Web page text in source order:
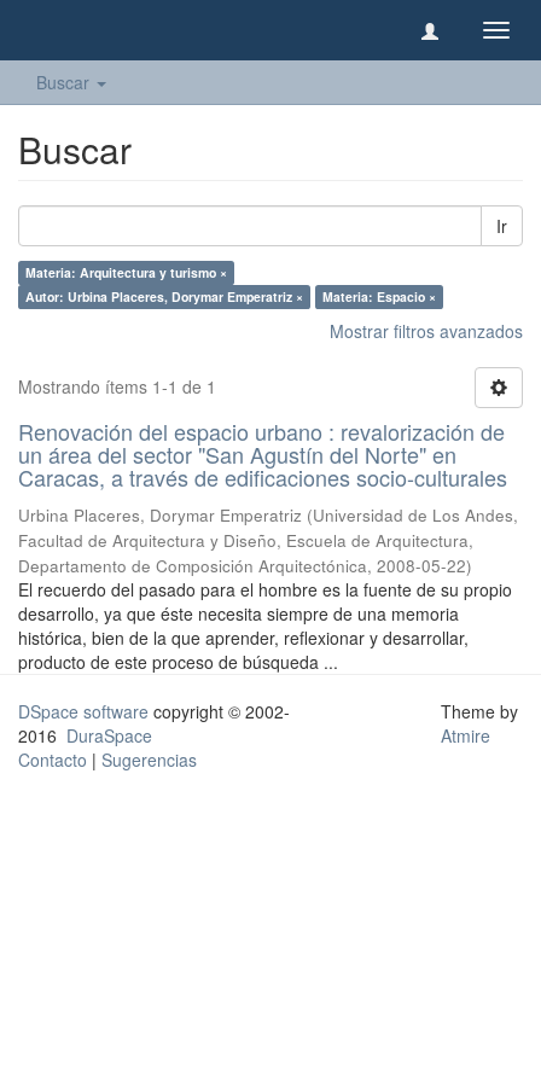
Buscar
Buscar
Ir
Materia: Arquitectura y turismo ×
Autor: Urbina Placeres, Dorymar Emperatriz ×
Materia: Espacio ×
Mostrar filtros avanzados
Mostrando ítems 1-1 de 1
Renovación del espacio urbano : revalorización de
un área del sector "San Agustín del Norte" en
Caracas, a través de edificaciones socio-culturales
Urbina Placeres, Dorymar Emperatriz (Universidad de Los Andes,
Facultad de Arquitectura y Diseño, Escuela de Arquitectura,
Departamento de Composición Arquitectónica, 2008-05-22)
El recuerdo del pasado para el hombre es la fuente de su propio
desarrollo, ya que éste necesita siempre de una memoria
histórica, bien de la que aprender, reflexionar y desarrollar,
producto de este proceso de búsqueda ...
DSpace software copyright © 2002-
2016 DuraSpace
Contacto | Sugerencias
Theme by
Atmire